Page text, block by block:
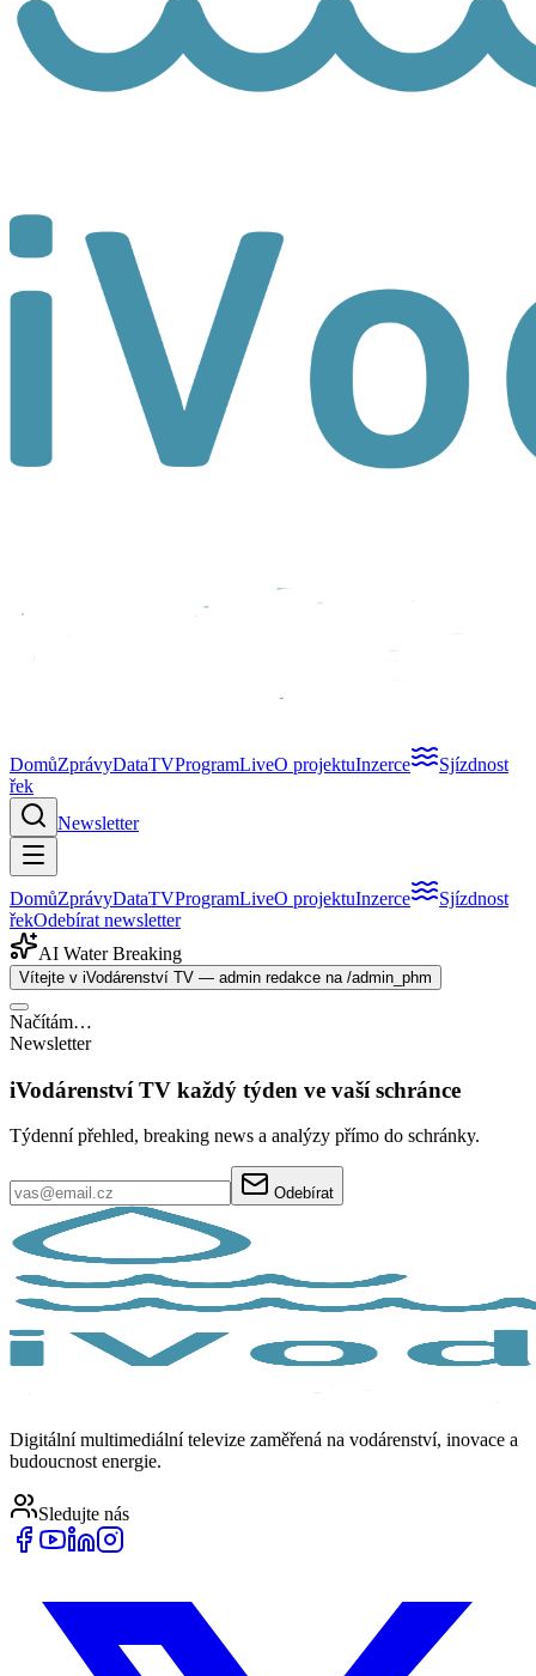
DomůZprávyDataTVProgramLiveO projektuInzerce
Sjízdnost
řek
Newsletter
DomůZprávyDataTVProgramLiveO projektuInzerce
Sjízdnost
řekOdebírat newsletter
AI Water Breaking
Vítejte v iVodárenství TV — admin redakce na /admin_phm
Načítám…
Newsletter
iVodárenství TV každý týden ve vaší schránce
Týdenní přehled, breaking news a analýzy přímo do schránky.
Odebírat
Digitální multimediální televize zaměřená na vodárenství, inovace a
budoucnost energie.
Sledujte nás